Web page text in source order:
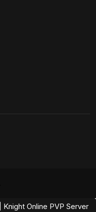
Knight Online PVP Server